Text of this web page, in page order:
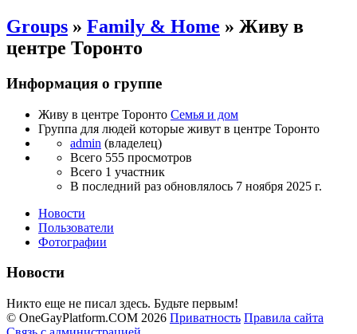
Groups » Family & Home » Живу в
центре Торонто
Информация о группе
Живу в центре Торонто Семья и дом
Группа для людей которые живут в центре Торонто
admin (владелец)
Всего 555 просмотров
Всего 1 участник
В последний раз обновлялось 7 ноября 2025 г.
Новости
Пользователи
Фотографии
Новости
Никто еще не писал здесь. Будьте первым!
© OneGayPlatform.COM 2026 Приватность Правила сайта